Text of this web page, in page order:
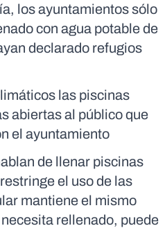
los ayuntamientos sólo
con agua potable de
declarado refugios
las piscinas
abiertas al público que
el ayuntamiento
de llenar piscinas
el uso de las
mantiene el mismo
rellenado, puede